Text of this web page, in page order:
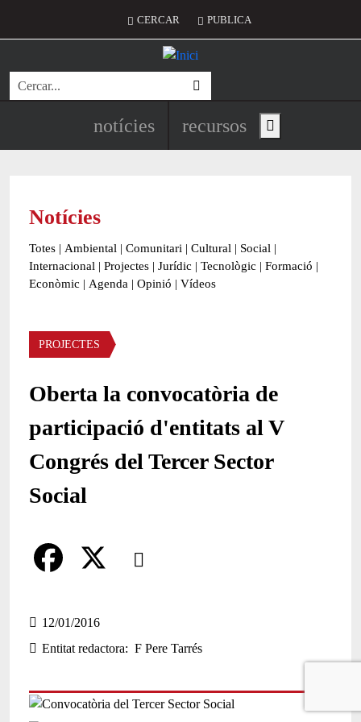
Menú del compte d'usuari
CERCAR PUBLICA
Cerca
Navegació principal de
notícies recursos Show main menu
Notícies
Totes | Ambiental | Comunitari | Cultural | Social |
Internacional | Projectes | Jurídic | Tecnològic | Formació |
Econòmic | Agenda | Opinió | Vídeos
Àmbit de la notícia
PROJECTES
Oberta la convocatòria de
participació d'entitats al V
Congrés del Tercer Sector
Social
Comparteix
a
c
b
12/01/2016
Entitat redactora
F Pere Tarrés